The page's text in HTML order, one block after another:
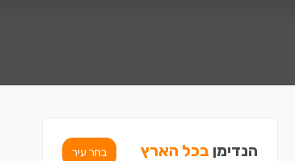
הנדימן בכל הארץ בחר עיר